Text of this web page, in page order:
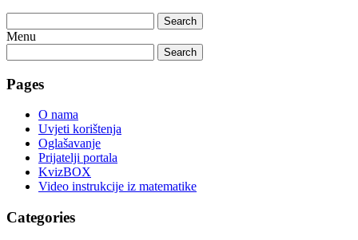
Search
Menu
Search
Pages
O nama
Uvjeti korištenja
Oglašavanje
Prijatelji portala
KvizBOX
Video instrukcije iz matematike
Categories